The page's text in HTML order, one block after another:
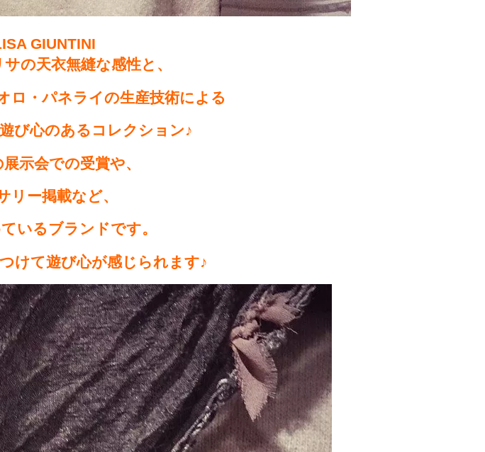
GIUNTINI
の天衣無縫な感性と、
ロ・パネライの生産技術による
び心のあるコレクション♪
示会での受賞や、
リー掲載など、
いるブランドです。
けて遊び心が感じられます♪